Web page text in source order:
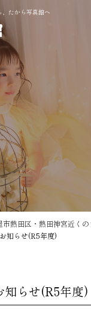
たから写真館へ
市熱田区・熱田神宮近く
知らせ(R5年度)
知らせ(R5年度)